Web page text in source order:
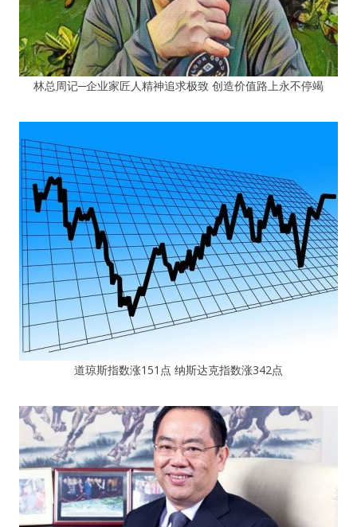
林总周记─企业家匠人精神追求极致 创造价值路上永不停竭
道琼斯指数涨151点 纳斯达克指数涨342点